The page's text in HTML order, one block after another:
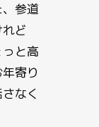
参道
ど
と高
寄り
なく